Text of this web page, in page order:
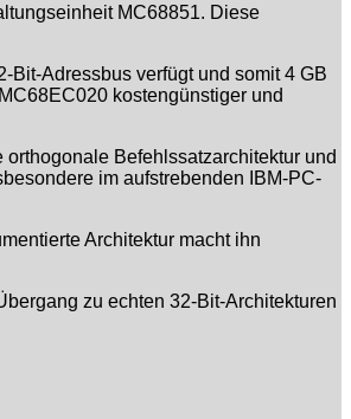
MC68851. Diese
Adressbus verfügt und somit 4 GB
kostengünstiger und
Befehlssatzarchitektur und
im aufstrebenden IBM-PC-
Architektur macht ihn
zu echten 32-Bit-Architekturen